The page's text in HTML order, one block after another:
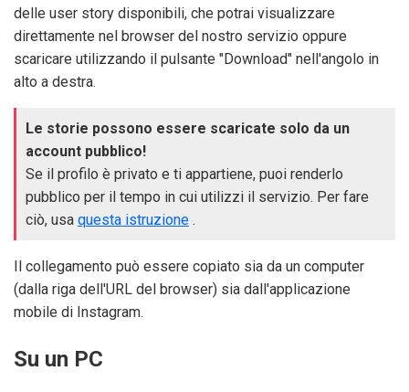
delle user story disponibili, che potrai visualizzare
direttamente nel browser del nostro servizio oppure
scaricare utilizzando il pulsante "Download" nell'angolo in
alto a destra.
Le storie possono essere scaricate solo da un
account pubblico!
Se il profilo è privato e ti appartiene, puoi renderlo
pubblico per il tempo in cui utilizzi il servizio. Per fare
ciò, usa questa istruzione .
Il collegamento può essere copiato sia da un computer
(dalla riga dell'URL del browser) sia dall'applicazione
mobile di Instagram.
Su un PC